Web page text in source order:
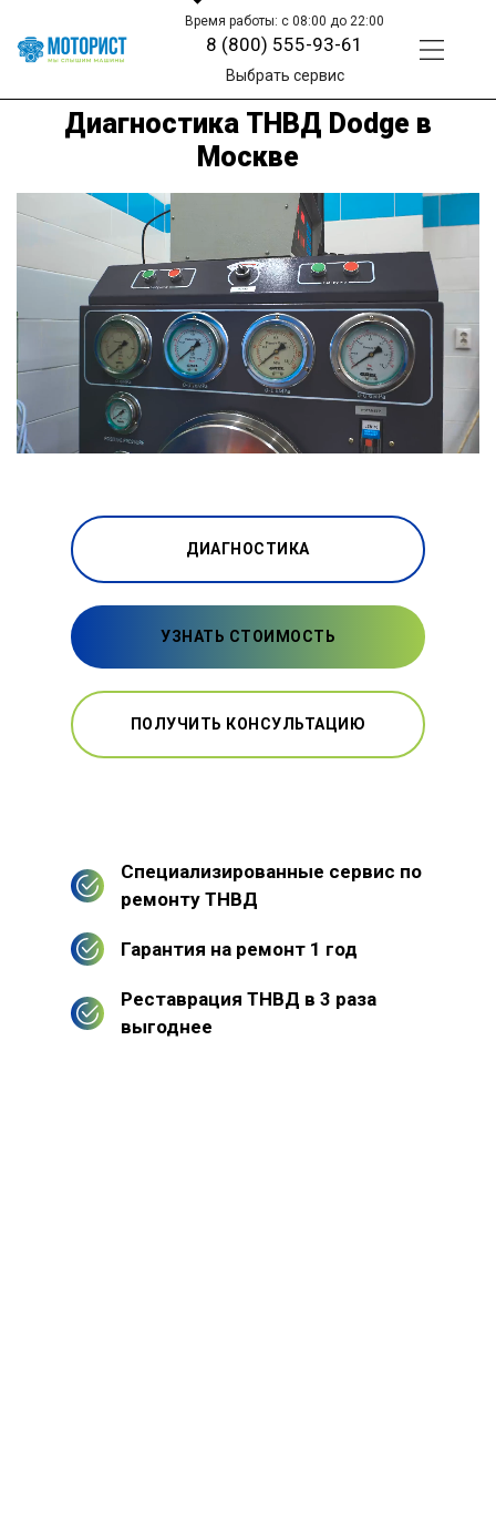
Время работы: с 08:00 до 22:00
8 (800) 555-93-61
Выбрать сервис
Диагностика ТНВД Dodge в
Москве
ДИАГНОСТИКА
УЗНАТЬ СТОИМОСТЬ
ПОЛУЧИТЬ КОНСУЛЬТАЦИЮ
Специализированные сервис по
ремонту ТНВД
Гарантия на ремонт 1 год
Реставрация ТНВД в 3 раза
выгоднее